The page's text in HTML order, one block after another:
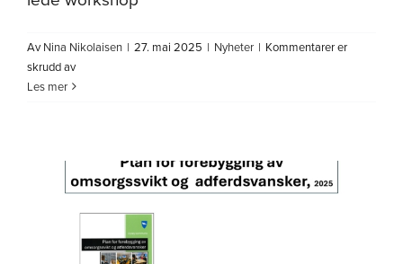
AvNina Nikolaisen | 27. mai 2025 | Nyheter | Kommentarer er
skrudd avfor
Ungdom
Les mer